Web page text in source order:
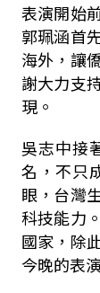
表演開始
郭珮涵首
海外，讓
謝大力支
現。
吳志中接
名，不只
眼，台灣
科技能力
國家，除
今晚的表